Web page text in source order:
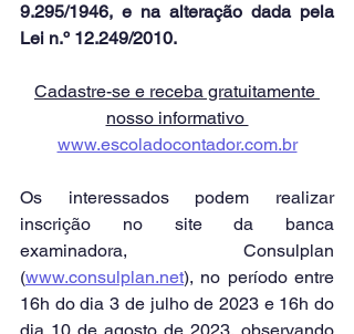
9.295/1946, e na alteração dada pela
Lei n.º 12.249/2010.
Cadastre-se e receba gratuitamente
nosso informativo
www.escoladocontador.com.br
Os interessados podem realizar
inscrição no site da banca
examinadora, Consulplan
(www.consulplan.net), no período entre
16h do dia 3 de julho de 2023 e 16h do